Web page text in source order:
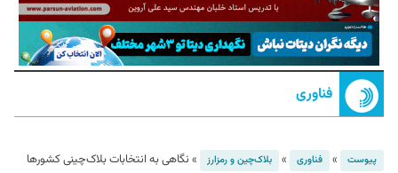
فناوری
پیوست » فناوری » بلاک‌چین و رمزارز » نگاهی به انتخابات بلاک‌چینی کشورها